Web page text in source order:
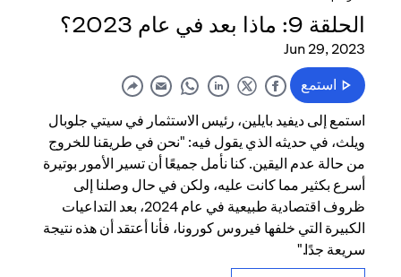
الحلقة 9: ماذا بعد في عام 2023؟
Jun 29, 2023
استمع
استمع إلى ديفيد بايلين، رئيس الاستثمار في سيتي جلوبال
ويلث، في حديثه الذي يقول فيه: "نحن في طريقنا للخروج
من حالة عدم اليقين. كنا نأمل جميعًا أن تسير الأمور بوتيرة
أسرع بكثير مما كانت عليه، ولكن في حال وصلنا إلى
ظروف اقتصادية طبيعية في عام 2024، بعد التداعيات
الكبيرة التي خلفها فيروس كورونا، فأنا أعتقد أن هذه نتيجة
سريعة جدًا."